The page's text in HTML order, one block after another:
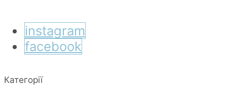
instagram
facebook
Категорії